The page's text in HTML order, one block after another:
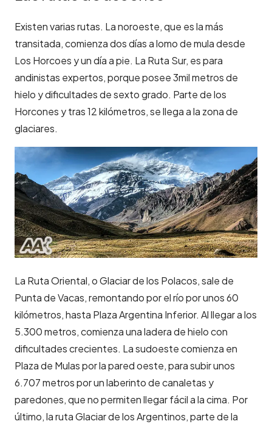
Existen varias rutas. La noroeste, que es la más
transitada, comienza dos días a lomo de mula desde
Los Horcoes y un día a pie. La Ruta Sur, es para
andinistas expertos, porque posee 3mil metros de
hielo y dificultades de sexto grado. Parte de los
Horcones y tras 12 kilómetros, se llega a la zona de
glaciares.
La Ruta Oriental, o Glaciar de los Polacos, sale de
Punta de Vacas, remontando por el río por unos 60
kilómetros, hasta Plaza Argentina Inferior. Al llegar a los
5.300 metros, comienza una ladera de hielo con
dificultades crecientes. La sudoeste comienza en
Plaza de Mulas por la pared oeste, para subir unos
6.707 metros por un laberinto de canaletas y
paredones, que no permiten llegar fácil a la cima. Por
último, la ruta Glaciar de los Argentinos, parte de la